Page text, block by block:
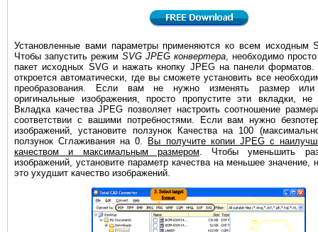
Установленные вами параметры применяются ко всем исходным
Чтобы запустить режим SVG JPEG конвертера , необходимо
пакет исходных SVG и нажать кнопку JPEG на панели форматов.
откроется автоматически, где вы сможете установить все
преобразования. Если вам не нужно изменять размер или
оригинальные изображения, просто пропустите эти вкладки,
Вкладка качества JPEG позволяет настроить соотношение
соответствии с вашими потребностями. Если вам нужно
изображений, установите ползунок Качества на 100
ползунок Сглаживания на 0. Вы получите копии JPEG с
качеством и максимальным размером . Чтобы уменьшить
изображений, установите параметр качества на меньшее значение,
это ухудшит качество изображений.